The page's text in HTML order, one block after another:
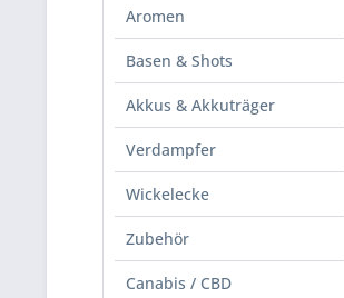
Aromen
Basen & Shots
Akkus & Akkuträger
Verdampfer
Wickelecke
Zubehör
Canabis / CBD